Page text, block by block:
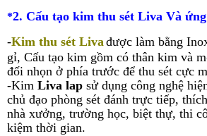
*2. Cấu tạo kim thu sét Liva Và
-Kim thu sét Livađược làm bằng
gỉ, Cấu tạo kim gồm có thân kim và
đối nhọn ở phía trước để thu sét cực
-Kim Liva lap sử dụng công nghệ
chủ đạo phòng sét đánh trực tiếp,
nhà xưởng, trường học, biệt thự, thi
kiệm thời gian.